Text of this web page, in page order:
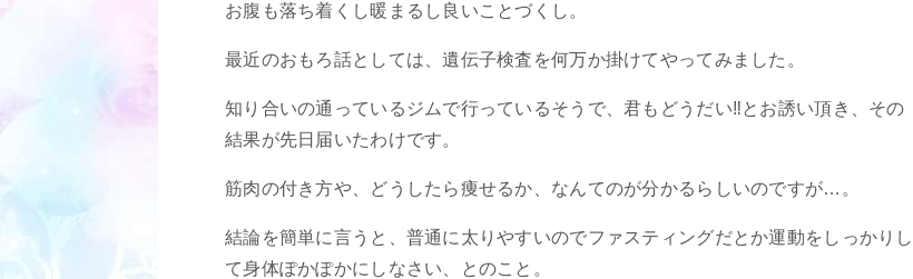
お腹も落ち着くし暖まるし良いことづくし。
最近のおもろ話としては、遺伝子検査を何万か掛けてやってみました。
知り合いの通っているジムで行っているそうで、君もどうだい‼️とお誘い頂き、その
結果が先日届いたわけです。
筋肉の付き方や、どうしたら痩せるか、なんてのが分かるらしいのですが…。
結論を簡単に言うと、普通に太りやすいのでファスティングだとか運動をしっかりし
て身体ぽかぽかにしなさい、とのこと。